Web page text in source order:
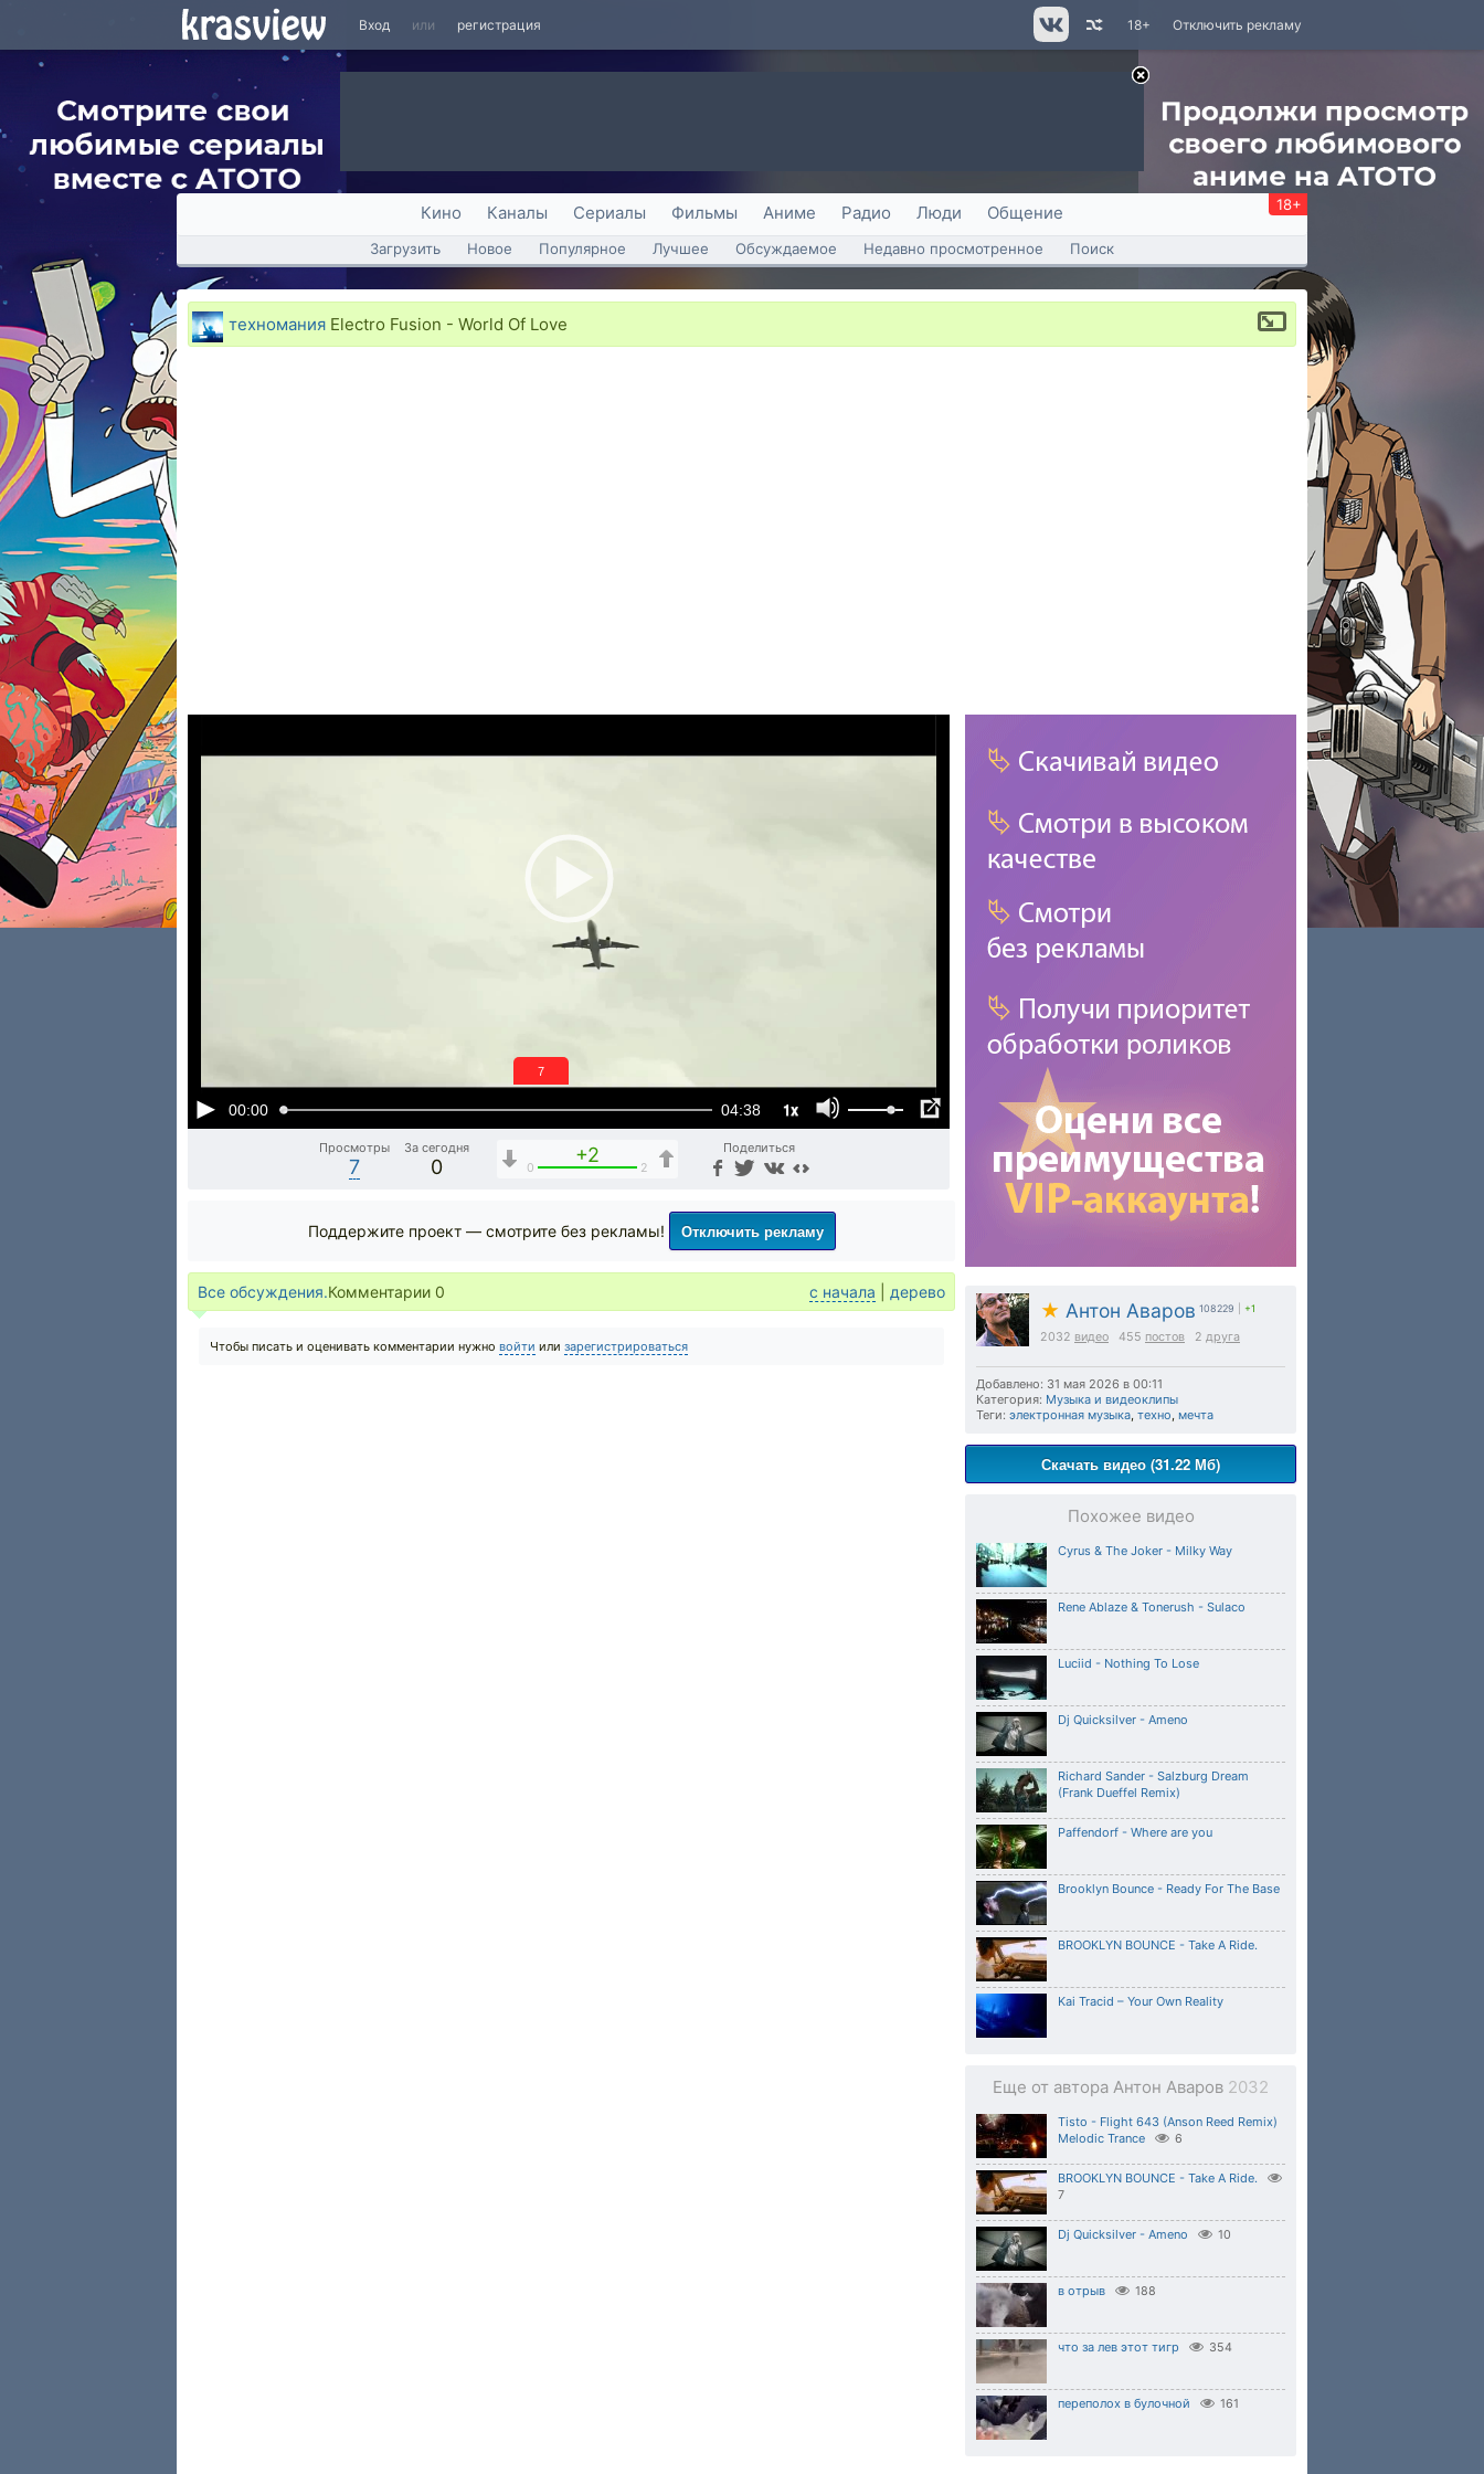
Вход или регистрация Отключить рекламу
18+
Кино Каналы Сериалы Фильмы Аниме Радио Люди Общение 18+
Загрузить Новое Популярное Лучшее Обсуждаемое Недавно просмотренное Поиск
техномания Electro Fusion - World Of Love
00:00 04:38 1x
6
Просмотры
7
За сегодня
0
+2
0 2
Поделиться
★ Антон Аваров 108229 +1
2032 видео 455 постов 2 друга
Добавлено: 31 мая 2026 в 00:11
Категория: Музыка и видеоклипы
Теги: электронная музыка, техно, мечта
Скачать видео (31.22 Мб)
Похожее видео
Cyrus & The Joker - Milky Way
Rene Ablaze & Tonerush - Sulaco
Luciid - Nothing To Lose
Dj Quicksilver - Ameno
Richard Sander - Salzburg Dream
(Frank Dueffel Remix)
Paffendorf - Where are you
Brooklyn Bounce - Ready For The Base
BROOKLYN BOUNCE - Take A Ride.
Kai Tracid – Your Own Reality
Еще от автора Антон Аваров 2032
Tisto - Flight 643 (Anson Reed Remix)
Melodic Trance
6
BROOKLYN BOUNCE - Take A Ride.
7
Dj Quicksilver - Ameno 10
в отрыв 188
что за лев этот тигр 354
переполох в булочной 161
Поддержите проект — смотрите без рекламы! Отключить рекламу
Все обсуждения.Комментарии 0 с начала дерево
Чтобы писать и оценивать комментарии нужно войти или зарегистрироваться